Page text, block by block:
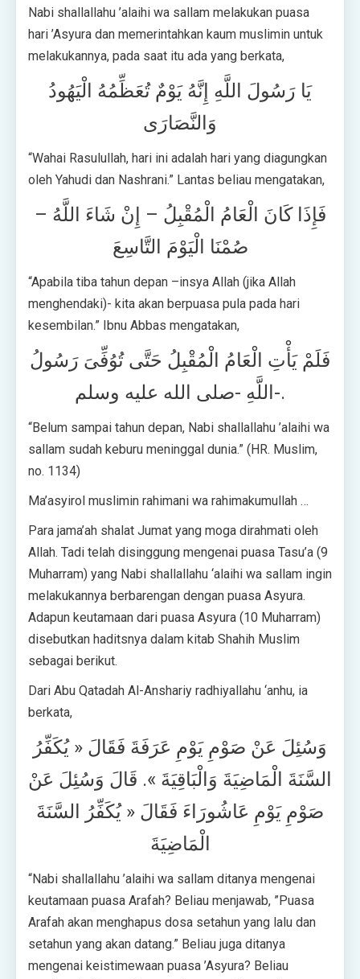
Nabi shallallahu ’alaihi wa sallam melakukan puasa
hari ’Asyura dan memerintahkan kaum muslimin untuk
melakukannya, pada saat itu ada yang berkata,
يَا رَسُولَ اللَّهِ إِنَّهُ يَوْمٌ تُعَظِّمُهُ الْيَهُودُ
وَالنَّصَارَى
“Wahai Rasulullah, hari ini adalah hari yang diagungkan
oleh Yahudi dan Nashrani.” Lantas beliau mengatakan,
فَإِذَا كَانَ الْعَامُ الْمُقْبِلُ – إِنْ شَاءَ اللَّهُ –
صُمْنَا الْيَوْمَ التَّاسِعَ
“Apabila tiba tahun depan –insya Allah (jika Allah
menghendaki)- kita akan berpuasa pula pada hari
kesembilan.” Ibnu Abbas mengatakan,
فَلَمْ يَأْتِ الْعَامُ الْمُقْبِلُ حَتَّى تُوُفِّىَ رَسُولُ
اللَّهِ -صلى الله عليه وسلم-.
“Belum sampai tahun depan, Nabi shallallahu ’alaihi wa
sallam sudah keburu meninggal dunia.” (HR. Muslim,
no. 1134)
Ma’asyirol muslimin rahimani wa rahimakumullah …
Para jama’ah shalat Jumat yang moga dirahmati oleh
Allah. Tadi telah disinggung mengenai puasa Tasu’a (9
Muharram) yang Nabi shallallahu ‘alaihi wa sallam ingin
melakukannya berbarengan dengan puasa Asyura.
Adapun keutamaan dari puasa Asyura (10 Muharram)
disebutkan haditsnya dalam kitab Shahih Muslim
sebagai berikut.
Dari Abu Qatadah Al-Anshariy radhiyallahu ‘anhu, ia
berkata,
وَسُئِلَ عَنْ صَوْمِ يَوْمِ عَرَفَةَ فَقَالَ « يُكَفِّرُ
السَّنَةَ الْمَاضِيَةَ وَالْبَاقِيَةَ ». قَالَ وَسُئِلَ عَنْ
صَوْمِ يَوْمِ عَاشُورَاءَ فَقَالَ « يُكَفِّرُ السَّنَةَ
الْمَاضِيَةَ
“Nabi shallallahu ’alaihi wa sallam ditanya mengenai
keutamaan puasa Arafah? Beliau menjawab, ”Puasa
Arafah akan menghapus dosa setahun yang lalu dan
setahun yang akan datang.” Beliau juga ditanya
mengenai keistimewaan puasa ’Asyura? Beliau